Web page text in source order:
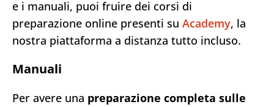
e i manuali, puoi fruire dei corsi di
preparazione online presenti su Academy, la
nostra piattaforma a distanza tutto incluso.
Manuali
Per avere una preparazione completa sulle